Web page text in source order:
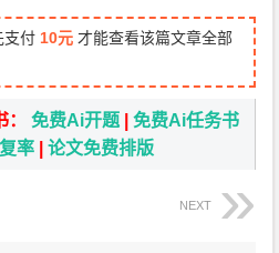
支付 10元 才能查看该篇文章全部
：免费Ai开题 |免费Ai任务书
率 |论文免费排版
NEXT